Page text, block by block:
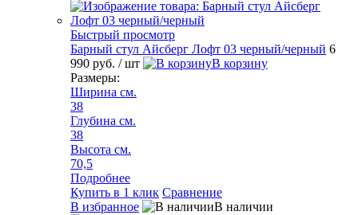
Быстрый просмотр
Барный стул Айсберг Лофт 03 черный/черный 6
990 руб. / шт
В корзину
Размеры:
Ширина см.
38
Глубина см.
38
Высота см.
70,5
Подробнее
Купить в 1 клик Сравнение
В избранное
В наличии